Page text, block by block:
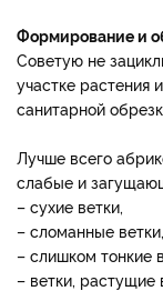
Формирование и
Советую не
участке растения
санитарной
Лучше всего
слабые и
– сухие ветки,
– сломанные ветки,
– слишком тонкие
– ветки, растущие